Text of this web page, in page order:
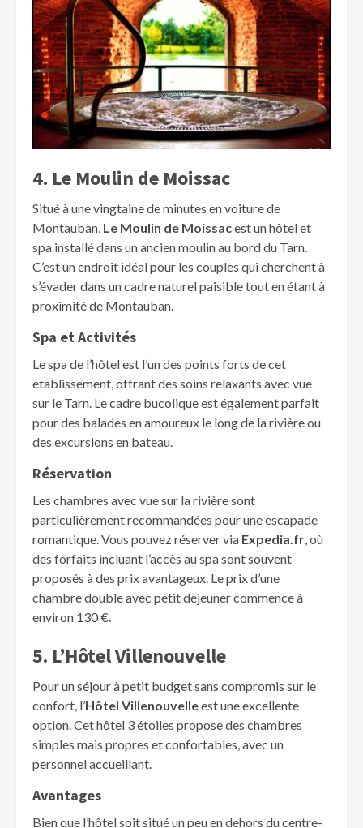
4. Le Moulin de Moissac
Situé à une vingtaine de minutes en voiture de
Montauban, Le Moulin de Moissacest un hôtel et
spa installé dans un ancien moulin au bord du Tarn.
C’est un endroit idéal pour les couples qui cherchent à
s’évader dans un cadre naturel paisible tout en étant à
proximité de Montauban.
Spa et Activités
Le spa de l’hôtel est l’un des points forts de cet
établissement, offrant des soins relaxants avec vue
sur le Tarn. Le cadre bucolique est également parfait
pour des balades en amoureux le long de la rivière ou
des excursions en bateau.
Réservation
Les chambres avec vue sur la rivière sont
particulièrement recommandées pour une escapade
romantique. Vous pouvez réserver via Expedia.fr, où
des forfaits incluant l’accès au spa sont souvent
proposés à des prix avantageux. Le prix d’une
chambre double avec petit déjeuner commence à
environ 130 €.
5. L’Hôtel Villenouvelle
Pour un séjour à petit budget sans compromis sur le
confort, l’Hôtel Villenouvelleest une excellente
option. Cet hôtel 3 étoiles propose des chambres
simples mais propres et confortables, avec un
personnel accueillant.
Avantages
Bien que l’hôtel soit situé un peu en dehors du centre-